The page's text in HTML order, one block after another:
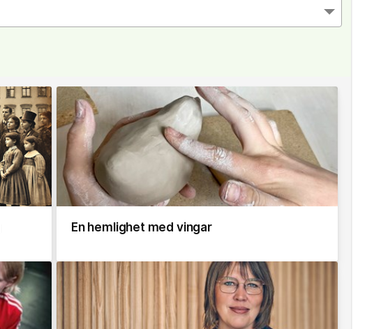
En hemlighet med vingar